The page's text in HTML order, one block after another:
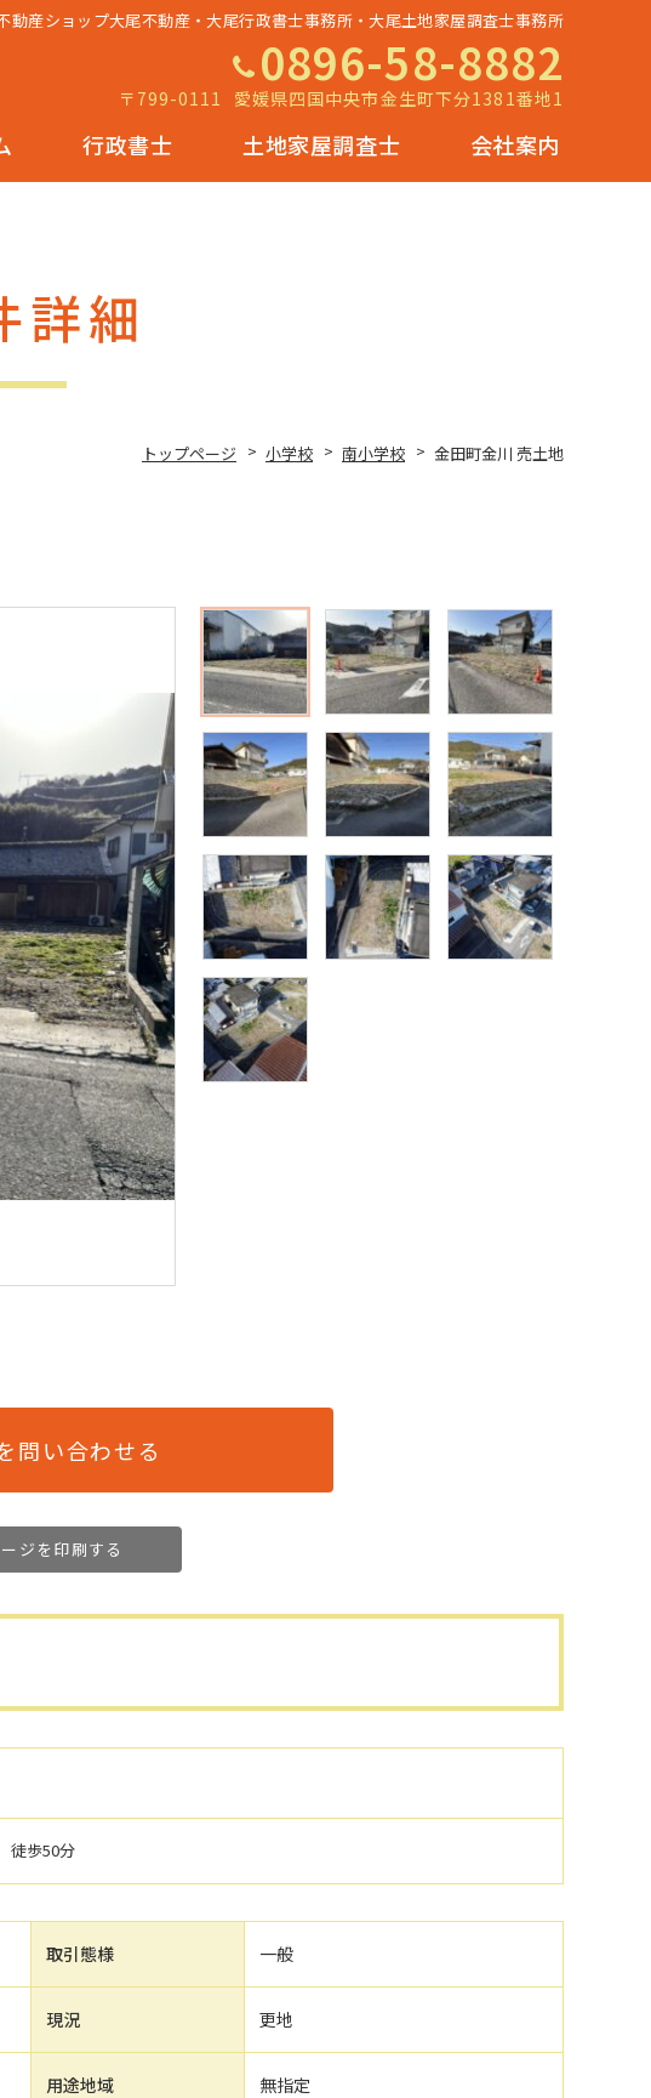
動産ショップ大尾不動産・大尾行政書士事務所・大尾土地家屋調査士事務所
0896-58-8882
〒799-0111 愛媛県四国中央市金生町下分1381番地1
行政書士 土地家屋調査士 会社案内
詳細
トップページ 小学校 南小学校 金田町金川 売土地
問い合わせる
ジを印刷する
徒歩50分
取引態様 一般
現況 更地
用途地域 無指定